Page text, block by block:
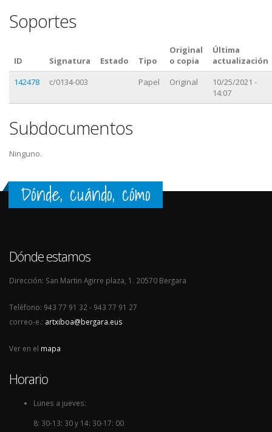
Soportes
ID Signatura Estado Tipo
Original
o copia
Última
actualización
142478
c/0134-003 Papel Original
10/25/2021 -
14:07
Subdocumentos
Ninguno.
Dónde, cuándo, cómo
Dónde estamos
Dirección: San Martin Agirre plaza, 1. 20570 Bergara
Teléfono: 943 77 91 32 - 943 77 91 27
correo-e.: artxiboa@bergara.eus
Ver en el mapa
Horario
Lunes a jueves:
8: 30-13: 30 y 14: 30-17: 00